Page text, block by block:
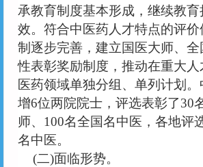
承教育制度基本形成，继续教
效。符合中医药人才特点的评
制逐步完善，建立国医大师、全
性表彰奖励制度，推动在重大人
医药领域单独分组、单列计划
增6位两院院士，评选表彰了30
师、100名全国名中医，各地评
名中医。
(二)面临形势。